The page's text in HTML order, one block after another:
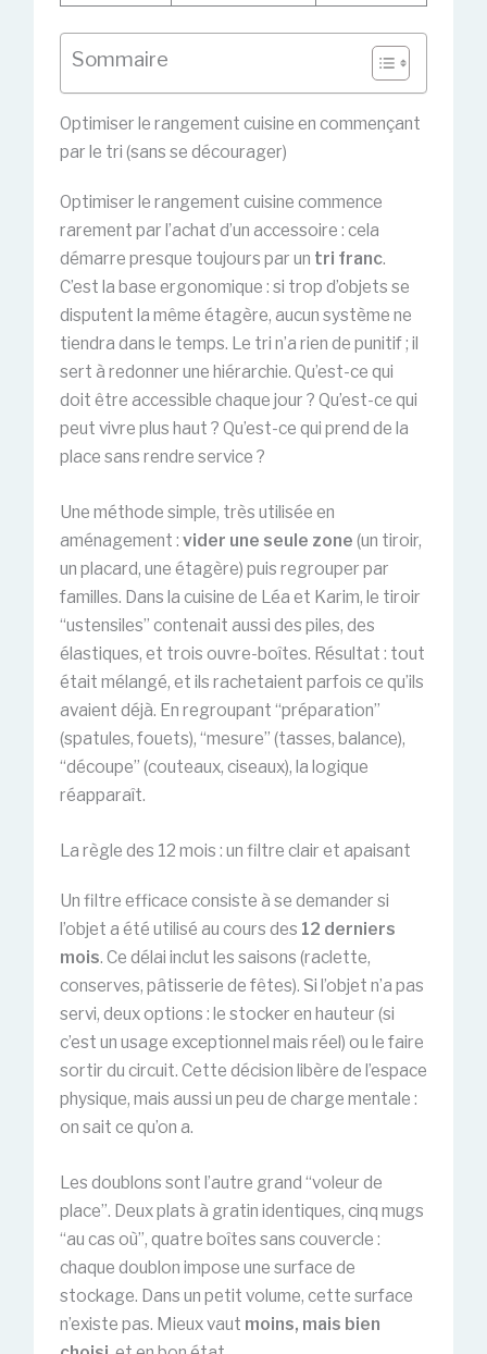
Sommaire
Optimiser le rangement cuisine en commençant
par le tri (sans se décourager)
Optimiser le rangement cuisine commence
rarement par l’achat d’un accessoire : cela
démarre presque toujours par un tri franc.
C’est la base ergonomique : si trop d’objets se
disputent la même étagère, aucun système ne
tiendra dans le temps. Le tri n’a rien de punitif ; il
sert à redonner une hiérarchie. Qu’est-ce qui
doit être accessible chaque jour ? Qu’est-ce qui
peut vivre plus haut ? Qu’est-ce qui prend de la
place sans rendre service ?
Une méthode simple, très utilisée en
aménagement : vider une seule zone (un tiroir,
un placard, une étagère) puis regrouper par
familles. Dans la cuisine de Léa et Karim, le tiroir
“ustensiles” contenait aussi des piles, des
élastiques, et trois ouvre-boîtes. Résultat : tout
était mélangé, et ils rachetaient parfois ce qu’ils
avaient déjà. En regroupant “préparation”
(spatules, fouets), “mesure” (tasses, balance),
“découpe” (couteaux, ciseaux), la logique
réapparaît.
La règle des 12 mois : un filtre clair et apaisant
Un filtre efficace consiste à se demander si
l’objet a été utilisé au cours des 12 derniers
mois. Ce délai inclut les saisons (raclette,
conserves, pâtisserie de fêtes). Si l’objet n’a pas
servi, deux options : le stocker en hauteur (si
c’est un usage exceptionnel mais réel) ou le faire
sortir du circuit. Cette décision libère de l’espace
physique, mais aussi un peu de charge mentale :
on sait ce qu’on a.
Les doublons sont l’autre grand “voleur de
place”. Deux plats à gratin identiques, cinq mugs
“au cas où”, quatre boîtes sans couvercle :
chaque doublon impose une surface de
stockage. Dans un petit volume, cette surface
n’existe pas. Mieux vaut moins, mais bien